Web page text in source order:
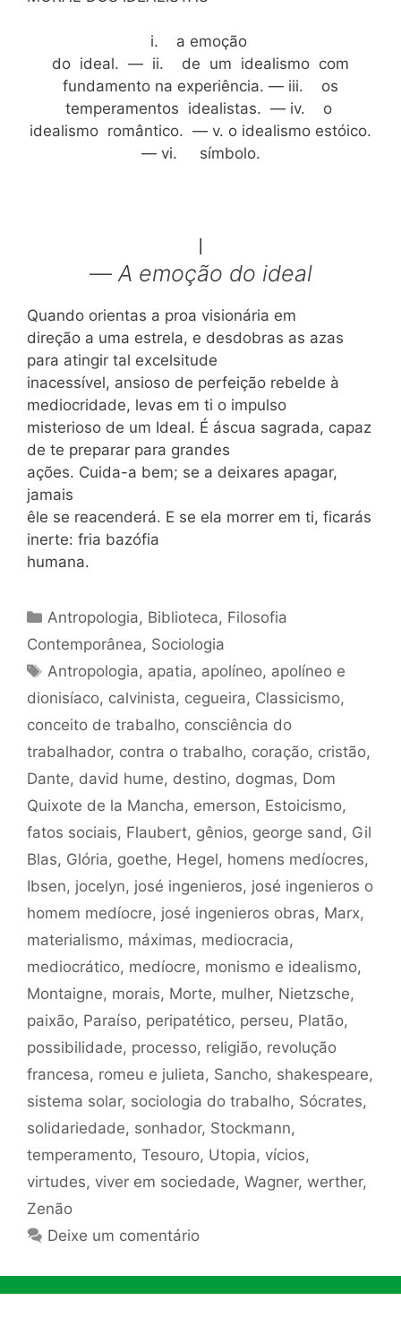
i. a emoção
do ideal. — ii. de um idealismo com
fundamento na experiência. — iii. os
temperamentos idealistas. — iv. o
idealismo romântico. — v. o idealismo estóico.
— vi. símbolo.
I
—A emoção do ideal
Quando orientas a proa visionária em
direção a uma estrela, e desdobras as azas
para atingir tal excelsitude
inacessível, ansioso de perfeição rebelde à
mediocridade, levas em ti o impulso
misterioso de um Ideal. É áscua sagrada, capaz
de te preparar para grandes
ações. Cuida-a bem; se a deixares apagar,
jamais
êle se reacenderá. E se ela morrer em ti, ficarás
inerte: fria bazófia
humana.
Categorias
Antropologia, Biblioteca, Filosofia
Contemporânea, Sociologia
Tags
Antropologia, apatia, apolíneo, apolíneo e
dionisíaco, calvinista, cegueira, Classicismo,
conceito de trabalho, consciência do
trabalhador, contra o trabalho, coração, cristão,
Dante, david hume, destino, dogmas, Dom
Quixote de la Mancha, emerson, Estoicismo,
fatos sociais, Flaubert, gênios, george sand, Gil
Blas, Glória, goethe, Hegel, homens medíocres,
Ibsen, jocelyn, josé ingenieros, josé ingenieros o
homem medíocre, josé ingenieros obras, Marx,
materialismo, máximas, mediocracia,
mediocrático, medíocre, monismo e idealismo,
Montaigne, morais, Morte, mulher, Nietzsche,
paixão, Paraíso, peripatético, perseu, Platão,
possibilidade, processo, religião, revolução
francesa, romeu e julieta, Sancho, shakespeare,
sistema solar, sociologia do trabalho, Sócrates,
solidariedade, sonhador, Stockmann,
temperamento, Tesouro, Utopia, vícios,
virtudes, viver em sociedade, Wagner, werther,
Zenão
Deixe um comentário